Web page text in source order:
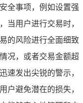
全事项，例如设置强
当用户进行交易时，
的风险进行全面细致
况，或者交易金额超
速发出尖锐的警示，
户避免潜在的损失，